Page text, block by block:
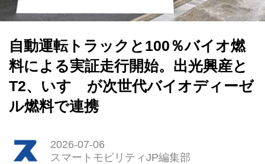
HOME
自動運転トラックと100％バイオ燃
料による実証走行開始。出光興産と
T2、いすゞが次世代バイオディーゼ
ル燃料で連携
2026-07-06
スマートモビリティJP編集部